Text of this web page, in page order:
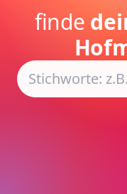
finde